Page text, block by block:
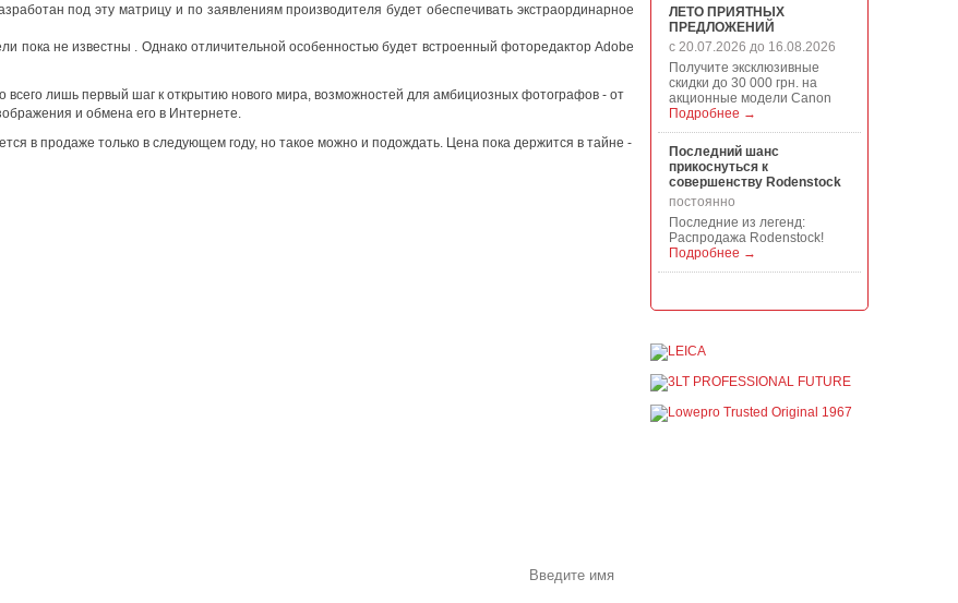
под эту матрицу и по заявлениям производителя будет обеспечивать экстраординарное
пока не известны . Однако отличительной особенностью будет встроенный фоторедактор Adobe
всего лишь первый шаг к открытию нового мира, возможностей для амбициозных фотографов - от
и обмена его в Интернете.
в продаже только в следующем году, но такое можно и подождать. Цена пока держится в тайне -
ЛЕТО ПРИЯТНЫХ
ПРЕДЛОЖЕНИЙ
с 20.07.2026 до 16.08.2026
Получите эксклюзивные
скидки до 30 000 грн. на
акционные модели Canon
Подробнее →
Последний шанс
прикоснуться к
совершенству Rodenstock
постоянно
Последние из легенд:
Распродажа Rodenstock!
Подробнее →
Manfrotto, National
продукции Manfrotto, National
гарантиров...
Подробнее →